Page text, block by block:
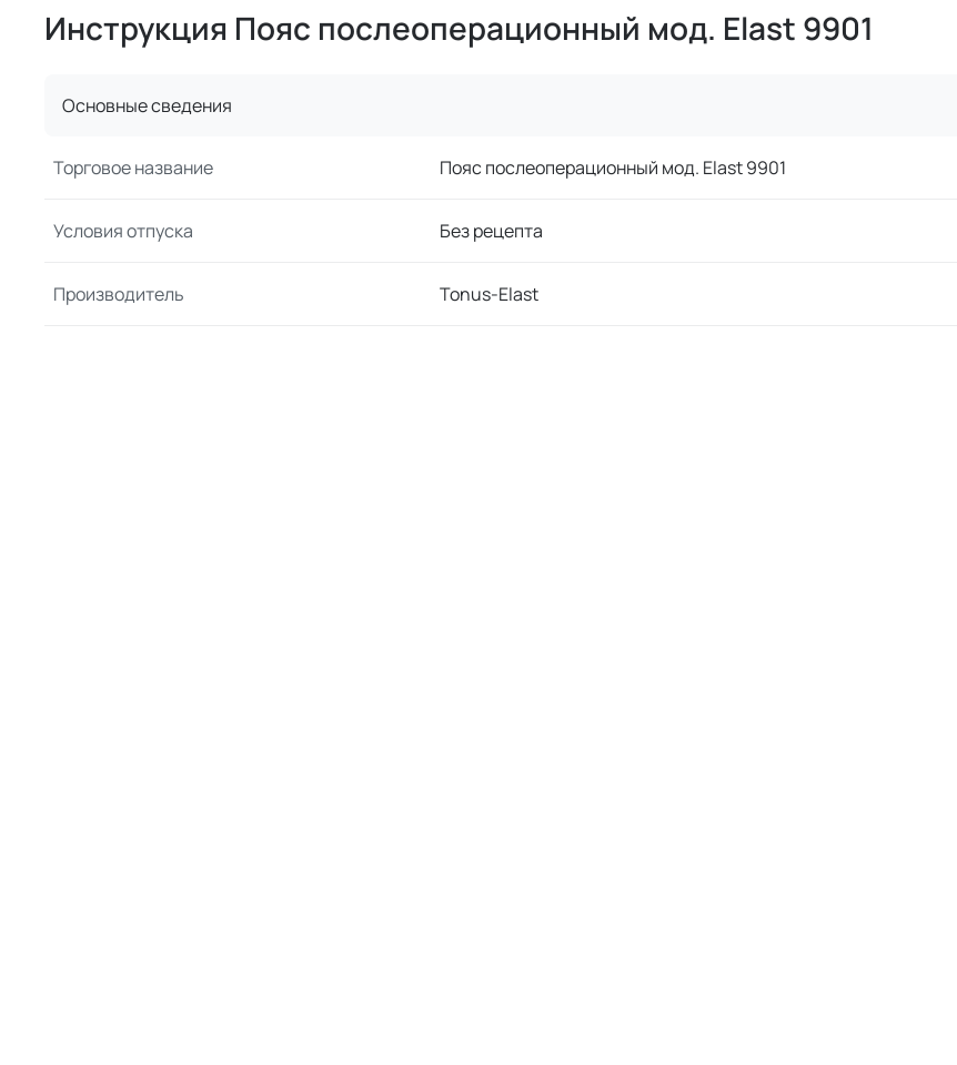
Инструкция Пояс послеоперационный мод. Elast 9901
Основные сведения
Торговое название Пояс послеоперационный мод. Elast 9901
Условия отпуска Без рецепта
Производитель Tonus-Elast